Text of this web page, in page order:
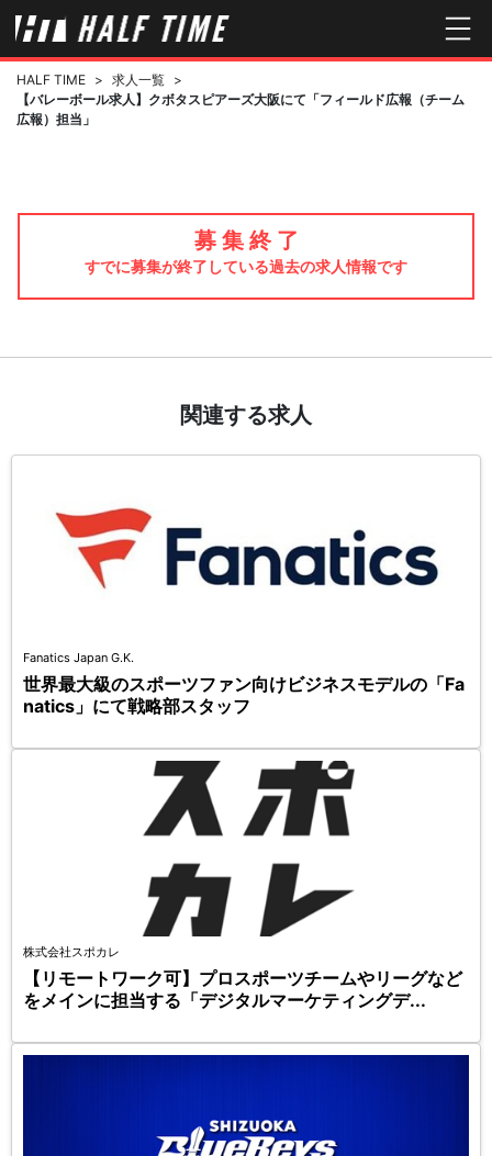
HALF TIME > 求人一覧 >
【バレーボール求人】クボタスピアーズ大阪にて「フィールド広報（チーム
広報）担当」
募 集 終 了
すでに募集が終了している過去の求人情報です
関連する求人
Fanatics Japan G.K.
世界最大級のスポーツファン向けビジネスモデルの「Fa
natics」にて戦略部スタッフ
株式会社スポカレ
【リモートワーク可】プロスポーツチームやリーグなど
をメインに担当する「デジタルマーケティングデ...